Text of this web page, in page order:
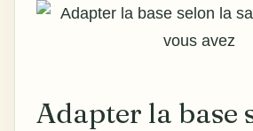
Adapter la base